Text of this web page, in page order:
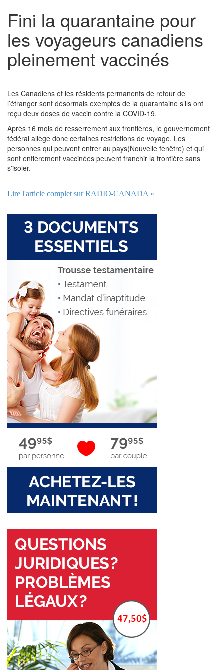
Fini la quarantaine pour
les voyageurs canadiens
pleinement vaccinés
Les Canadiens et les résidents permanents de retour de
l’étranger sont désormais exemptés de la quarantaine s’ils ont
reçu deux doses de vaccin contre la COVID-19.
Après 16 mois de resserrement aux frontières, le gouvernement
fédéral allège donc certaines restrictions de voyage. Les
personnes qui peuvent entrer au pays(Nouvelle fenêtre) et qui
sont entièrement vaccinées peuvent franchir la frontière sans
s’isoler.
Lire l'article complet sur RADIO-CANADA »